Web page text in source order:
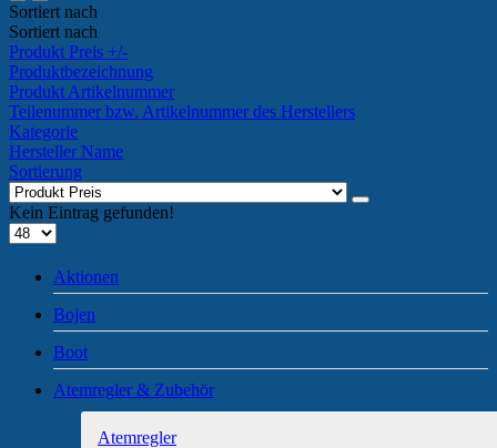
Sortiert nach
Sortiert nach
Produkt Preis +/-
Produktbezeichnung
Produkt Artikelnummer
Teilenummer bzw. Artikelnummer des Herstellers
Kategorie
Hersteller Name
Sortierung
Kein Eintrag gefunden!
Aktionen
Bojen
Boot
Atemregler & Zubehör
Atemregler